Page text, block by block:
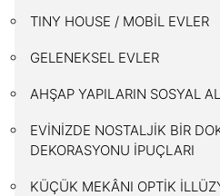
TINY HOUSE / MOBİL EVLER
GELENEKSEL EVLER
AHŞAP YAPILARIN SOSYAL
EVİNİZDE NOSTALJİK BİR
DEKORASYONU İPUÇLARI
KÜÇÜK MEKÂNI OPTİK